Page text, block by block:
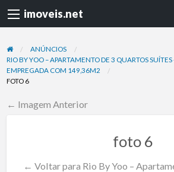
imoveis.net
ANÚNCIOS
RIO BY YOO – APARTAMENTO DE 3 QUARTOS
EMPREGADA COM 149,36M2
FOTO 6
← Imagem Anterior
foto 6
← Voltar para Rio By Yoo –